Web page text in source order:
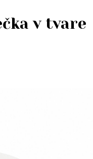
v tvare